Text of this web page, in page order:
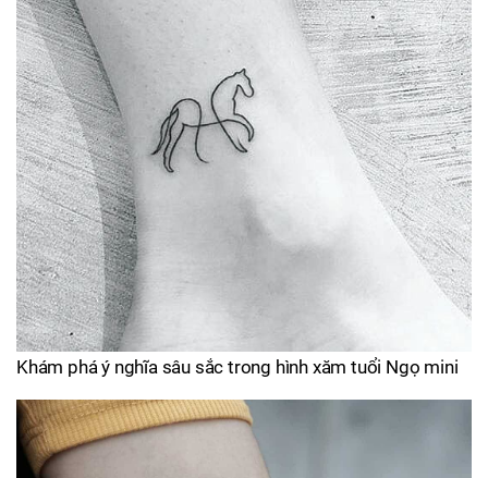
Khám phá ý nghĩa sâu sắc trong hình xăm tuổi Ngọ mini